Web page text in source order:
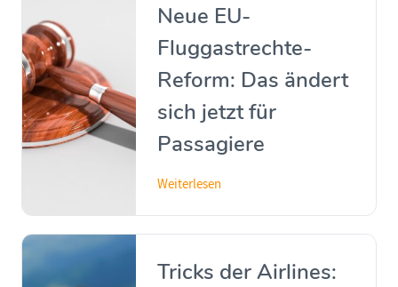
Neue EU-
Fluggastrechte-
Reform: Das ändert
sich jetzt für
Passagiere
Weiterlesen
Tricks der Airlines: